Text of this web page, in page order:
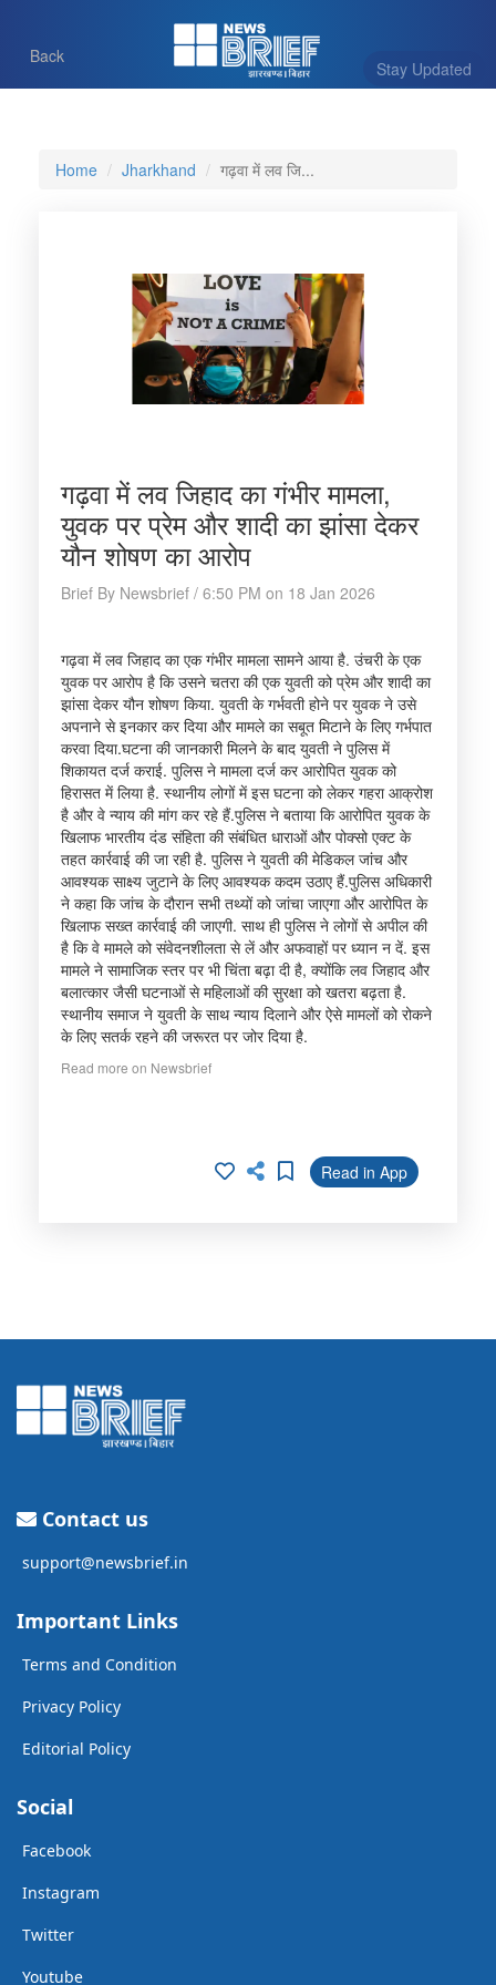
Stay Updated
Back
Home Jharkhand गढ़वा में लव जि...
गढ़वा में लव जिहाद का गंभीर मामला,
युवक पर प्रेम और शादी का झांसा देकर
यौन शोषण का आरोप
Brief By Newsbrief / 6:50 PM on 18 Jan 2026
गढ़वा में लव जिहाद का एक गंभीर मामला सामने आया है. उंचरी के एक
युवक पर आरोप है कि उसने चतरा की एक युवती को प्रेम और शादी का
झांसा देकर यौन शोषण किया. युवती के गर्भवती होने पर युवक ने उसे
अपनाने से इनकार कर दिया और मामले का सबूत मिटाने के लिए गर्भपात
करवा दिया.घटना की जानकारी मिलने के बाद युवती ने पुलिस में
शिकायत दर्ज कराई. पुलिस ने मामला दर्ज कर आरोपित युवक को
हिरासत में लिया है. स्थानीय लोगों में इस घटना को लेकर गहरा आक्रोश
है और वे न्याय की मांग कर रहे हैं.पुलिस ने बताया कि आरोपित युवक के
खिलाफ भारतीय दंड संहिता की संबंधित धाराओं और पोक्सो एक्ट के
तहत कार्रवाई की जा रही है. पुलिस ने युवती की मेडिकल जांच और
आवश्यक साक्ष्य जुटाने के लिए आवश्यक कदम उठाए हैं.पुलिस अधिकारी
ने कहा कि जांच के दौरान सभी तथ्यों को जांचा जाएगा और आरोपित के
खिलाफ सख्त कार्रवाई की जाएगी. साथ ही पुलिस ने लोगों से अपील की
है कि वे मामले को संवेदनशीलता से लें और अफवाहों पर ध्यान न दें. इस
मामले ने सामाजिक स्तर पर भी चिंता बढ़ा दी है, क्योंकि लव जिहाद और
बलात्कार जैसी घटनाओं से महिलाओं की सुरक्षा को खतरा बढ़ता है.
स्थानीय समाज ने युवती के साथ न्याय दिलाने और ऐसे मामलों को रोकने
के लिए सतर्क रहने की जरूरत पर जोर दिया है.
Read more on Newsbrief
Read in App
Contact us
support@newsbrief.in
Important Links
Terms and Condition
Privacy Policy
Editorial Policy
Social
Facebook
Instagram
Twitter
Youtube